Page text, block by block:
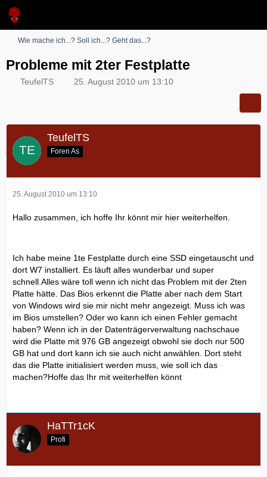
Wie mache ich...? Soll ich...? Geht das...?
Probleme mit 2ter Festplatte
TeufelTS 25. August 2010 um 13:10
TeufelTS
Foren As
25. August 2010 um 13:10
Hallo zusammen, ich hoffe Ihr könnt mir hier weiterhelfen.
Ich habe meine 1te Festplatte durch eine SSD eingetauscht und
dort W7 installiert. Es läuft alles wunderbar und super
schnell.Alles wäre toll wenn ich nicht das Problem mit der 2ten
Platte hätte. Das Bios erkennt die Platte aber nach dem Start
von Windows wird sie mir nicht mehr angezeigt. Muss ich was
im Bios umstellen? Oder wo kann ich einen Fehler gemacht
haben? Wenn ich in der Datenträgerverwaltung nachschaue
wird die Platte mit 976 GB angezeigt obwohl sie doch nur 500
GB hat und dort kann ich sie auch nicht anwählen. Dort steht
das die Platte initialisiert werden muss, wie soll ich das
machen?Hoffe das Ihr mit weiterhelfen könnt
HaTTr1cK
Profi